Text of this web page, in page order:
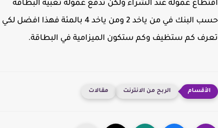
عمولة عند الشراء ولكن تدفع عمولة تعبية البطاقة
حسب البنك في من ياخد 2 ومن ياخد 4 بالمئة فهذا افضل لكي
كم ستظيف وكم ستكون الميزامية في البطاقة.
الربح من الانترنت مقالات